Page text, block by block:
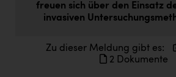
HIG Infomotion Group
Immotech
freuen sich über den Einsatz
invasiven
Zu dieser Meldung gibt es:
2 Dokumente